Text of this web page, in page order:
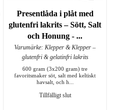
Presentlåda i plåt med
glutenfri lakrits – Sött, Salt
och Honung - ...
Varumärke: Klepper & Klepper –
glutenfri & gelatinfri lakrits
600 gram (3x200 gram) tre
favoritsmaker söt, salt med keltiskt
havsalt, och h...
Tillfälligt slut